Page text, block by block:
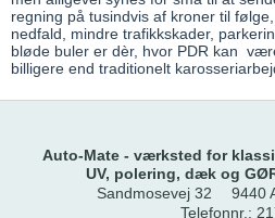
regning på tusindvis af kroner til
nedfald, mindre trafikkskader,
bløde buler er dèr, hvor PDR kan
billigere end traditionelt
Auto-Mate - værksted for
UV, polering, dæk og
Sandmosevej 32
9440
Telefonnr. :